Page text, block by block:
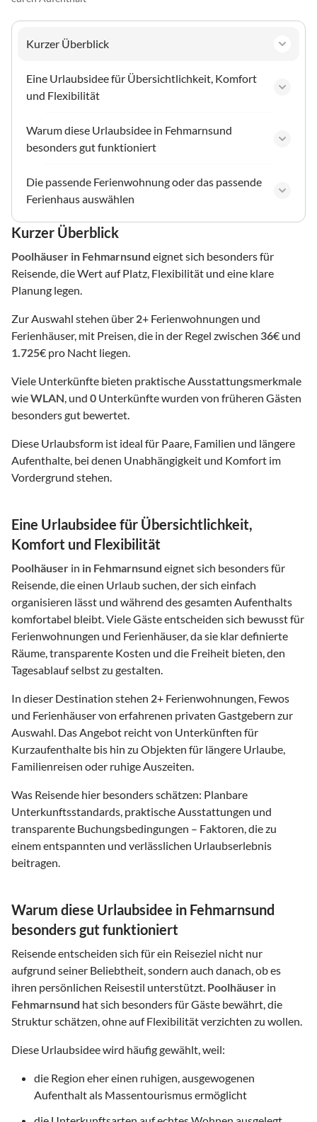
Kurzer Überblick
Eine Urlaubsidee für Übersichtlichkeit, Komfort
und Flexibilität
Warum diese Urlaubsidee in Fehmarnsund
besonders gut funktioniert
Die passende Ferienwohnung oder das passende
Ferienhaus auswählen
Kurzer Überblick
Poolhäuser in Fehmarnsund eignet sich besonders für
Reisende, die Wert auf Platz, Flexibilität und eine klare
Planung legen.
Zur Auswahl stehen über 2+ Ferienwohnungen und
Ferienhäuser, mit Preisen, die in der Regel zwischen 36€ und
1.725€ pro Nacht liegen.
Viele Unterkünfte bieten praktische Ausstattungsmerkmale
wieWLAN, und 0 Unterkünfte wurden von früheren Gästen
besonders gut bewertet.
Diese Urlaubsform ist ideal für Paare, Familien und längere
Aufenthalte, bei denen Unabhängigkeit und Komfort im
Vordergrund stehen.
Eine Urlaubsidee für Übersichtlichkeit,
Komfort und Flexibilität
Poolhäuser in in Fehmarnsund eignet sich besonders für
Reisende, die einen Urlaub suchen, der sich einfach
organisieren lässt und während des gesamten Aufenthalts
komfortabel bleibt. Viele Gäste entscheiden sich bewusst für
Ferienwohnungen und Ferienhäuser, da sie klar definierte
Räume, transparente Kosten und die Freiheit bieten, den
Tagesablauf selbst zu gestalten.
In dieser Destination stehen 2+ Ferienwohnungen, Fewos
und Ferienhäuser von erfahrenen privaten Gastgebern zur
Auswahl. Das Angebot reicht von Unterkünften für
Kurzaufenthalte bis hin zu Objekten für längere Urlaube,
Familienreisen oder ruhige Auszeiten.
Was Reisende hier besonders schätzen: Planbare
Unterkunftsstandards, praktische Ausstattungen und
transparente Buchungsbedingungen – Faktoren, die zu
einem entspannten und verlässlichen Urlaubserlebnis
beitragen.
Warum diese Urlaubsidee in Fehmarnsund
besonders gut funktioniert
Reisende entscheiden sich für ein Reiseziel nicht nur
aufgrund seiner Beliebtheit, sondern auch danach, ob es
ihren persönlichen Reisestil unterstützt. Poolhäuser in
Fehmarnsund hat sich besonders für Gäste bewährt, die
Struktur schätzen, ohne auf Flexibilität verzichten zu wollen.
Diese Urlaubsidee wird häufig gewählt, weil:
die Region eher einen ruhigen, ausgewogenen
Aufenthalt als Massentourismus ermöglicht